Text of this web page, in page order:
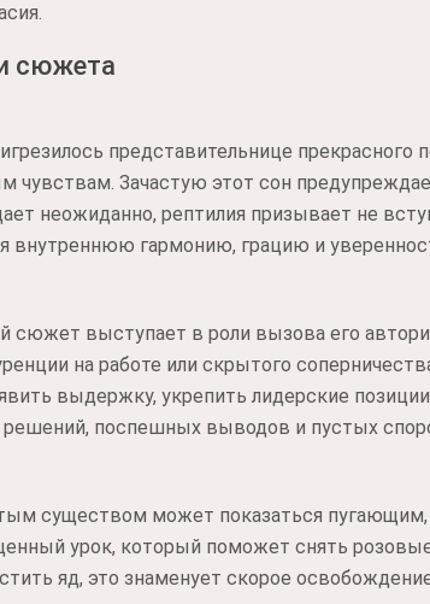
сюжета
представительнице
чувствам. Зачастую этот сон
неожиданно, рептилия призывает не
внутреннюю гармонию, грацию и
выступает в роли вызова его
на работе или скрытого
выдержку, укрепить лидерские
решений, поспешных выводов и пустых
существом может показаться пугающим,
урок, который поможет снять
яд, это знаменует скорое